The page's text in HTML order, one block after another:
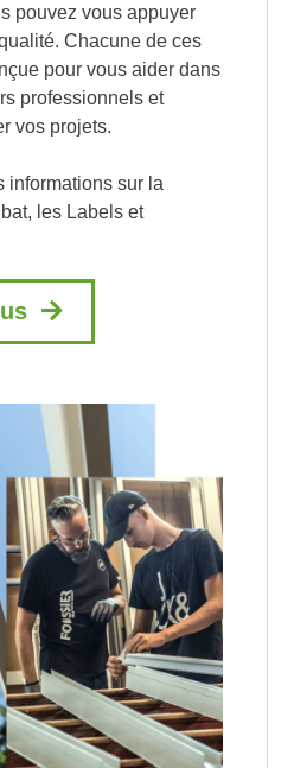
pouvez vous appuyer
Chacune de ces
pour vous aider dans
professionnels et
vos projets.
informations sur la
les Labels et